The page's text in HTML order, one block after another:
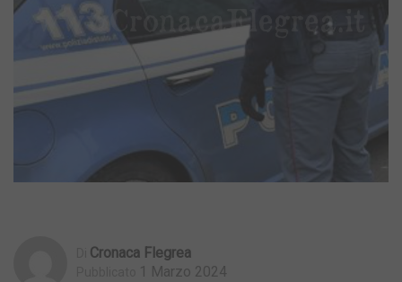
Cronaca Flegrea
1 Marzo 2024